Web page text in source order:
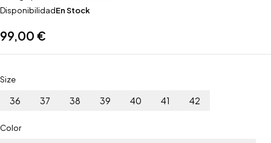
DisponibilidadEn Stock
99,00 €
Size
36 37 38 39 40 41 42
Color